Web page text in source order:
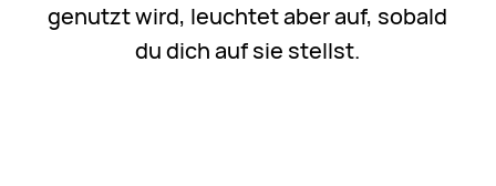
genutzt wird, leuchtet aber auf, sobald
du dich auf sie stellst.